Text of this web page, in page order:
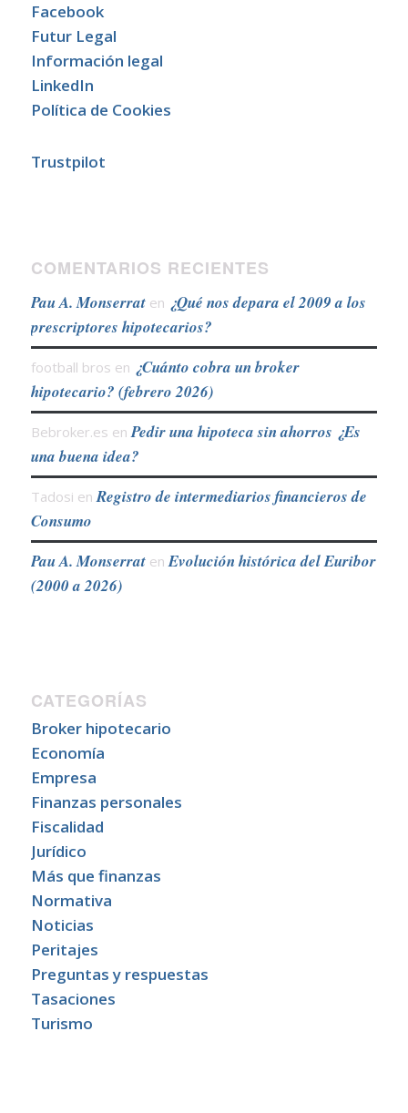
Facebook
Futur Legal
Información legal
LinkedIn
Política de Cookies
Trustpilot
COMENTARIOS RECIENTES
Pau A. Monserraten ¿Qué nos depara el 2009 a los
prescriptores hipotecarios?
football bros en ¿Cuánto cobra un broker
hipotecario? (febrero 2026)
Bebroker.es enPedir una hipoteca sin ahorros ¿Es
una buena idea?
Tadosi enRegistro de intermediarios financieros de
Consumo
Pau A. MonserratenEvolución histórica del Euribor
(2000 a 2026)
CATEGORÍAS
Broker hipotecario
Economía
Empresa
Finanzas personales
Fiscalidad
Jurídico
Más que finanzas
Normativa
Noticias
Peritajes
Preguntas y respuestas
Tasaciones
Turismo